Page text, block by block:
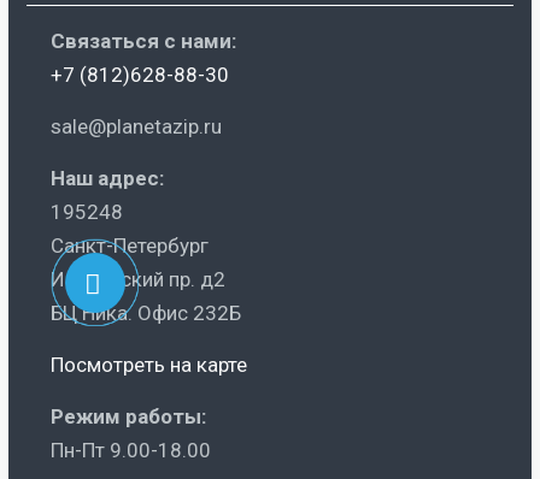
Связаться с нами:
+7 (812)628-88-30
sale@planetazip.ru
Наш адрес:
195248
Санкт-Петербург
Ириновский пр. д2
БЦ Ника. Офис 232Б
Посмотреть на карте
Режим работы:
Пн-Пт 9.00-18.00